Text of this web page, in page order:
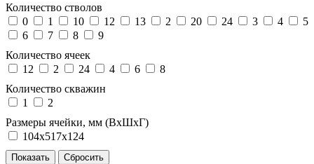
Количество стволов
0
1 10 12 13 2 20 24 3 4
5
6
7 8
9
Количество ячеек
12
2 24 4 6
8
Количество скважин
1
2
Размеры ячейки, мм (ВхШхГ)
104х517х124